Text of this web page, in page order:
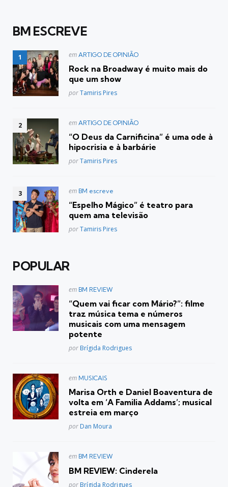
BM ESCREVE
Postado
em ARTIGO DE OPINIÃO
Rock na Broadway é muito mais do
que um show
Posted
porTamiris Pires
Postado
em ARTIGO DE OPINIÃO
“O Deus da Carnificina” é uma ode à
hipocrisia e à barbárie
Posted
porTamiris Pires
Postado
em BM escreve
“Espelho Mágico” é teatro para
quem ama televisão
Posted
porTamiris Pires
POPULAR
Postado
em BM REVIEW
“Quem vai ficar com Mário?”: filme
traz música tema e números
musicais com uma mensagem
potente
Posted
por Brígida Rodrigues
Postado
em MUSICAIS
Marisa Orth e Daniel Boaventura de
volta em ‘A Familia Addams’; musical
estreia em março
Posted
por Dan Moura
Postado
em BM REVIEW
BM REVIEW: Cinderela
Posted
por Brígida Rodrigues